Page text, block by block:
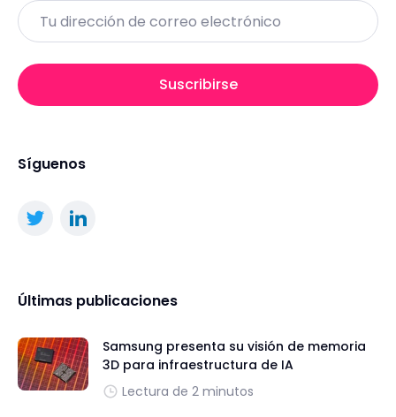
Email
Suscribirse
Síguenos
Últimas publicaciones
Samsung presenta su visión de memoria
3D para infraestructura de IA
Lectura de 2 minutos